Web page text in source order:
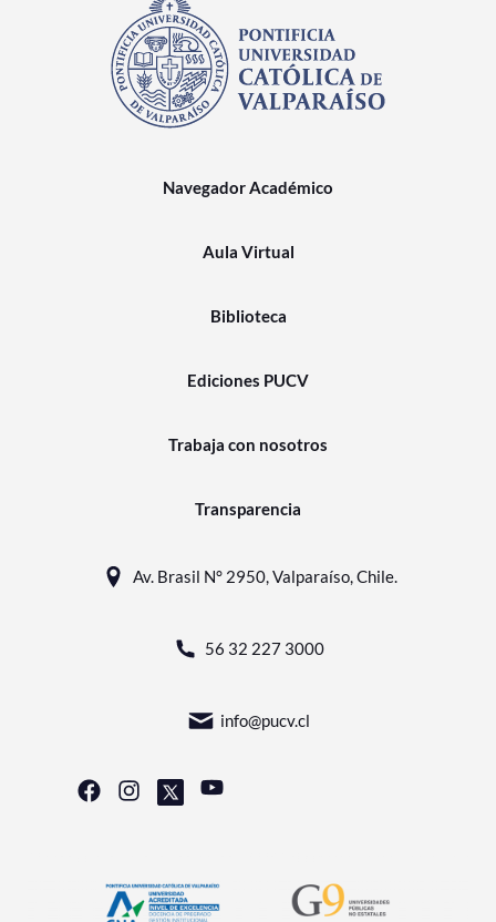
Navegador Académico
Aula Virtual
Biblioteca
Ediciones PUCV
Trabaja con nosotros
Transparencia
Av. Brasil N° 2950, Valparaíso, Chile.
56 32 227 3000
info@pucv.cl